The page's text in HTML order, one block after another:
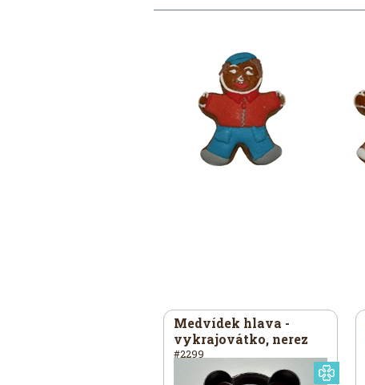
Medvídek hlava -
vykrajovátko, nerez
#2299
Universální